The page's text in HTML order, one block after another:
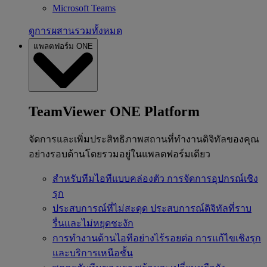
Microsoft Teams
ดูการผสานรวมทั้งหมด
แพลตฟอร์ม ONE
TeamViewer ONE Platform
จัดการและเพิ่มประสิทธิภาพสถานที่ทำงานดิจิทัลของคุณ
อย่างรอบด้านโดยรวมอยู่ในแพลตฟอร์มเดียว
สำหรับทีมไอทีแบบคล่องตัว การจัดการอุปกรณ์เชิง
รุก
ประสบการณ์ที่ไม่สะดุด ประสบการณ์ดิจิทัลที่ราบ
รื่นและไม่หยุดชะงัก
การทำงานด้านไอทีอย่างไร้รอยต่อ การแก้ไขเชิงรุก
และบริการเหนือชั้น